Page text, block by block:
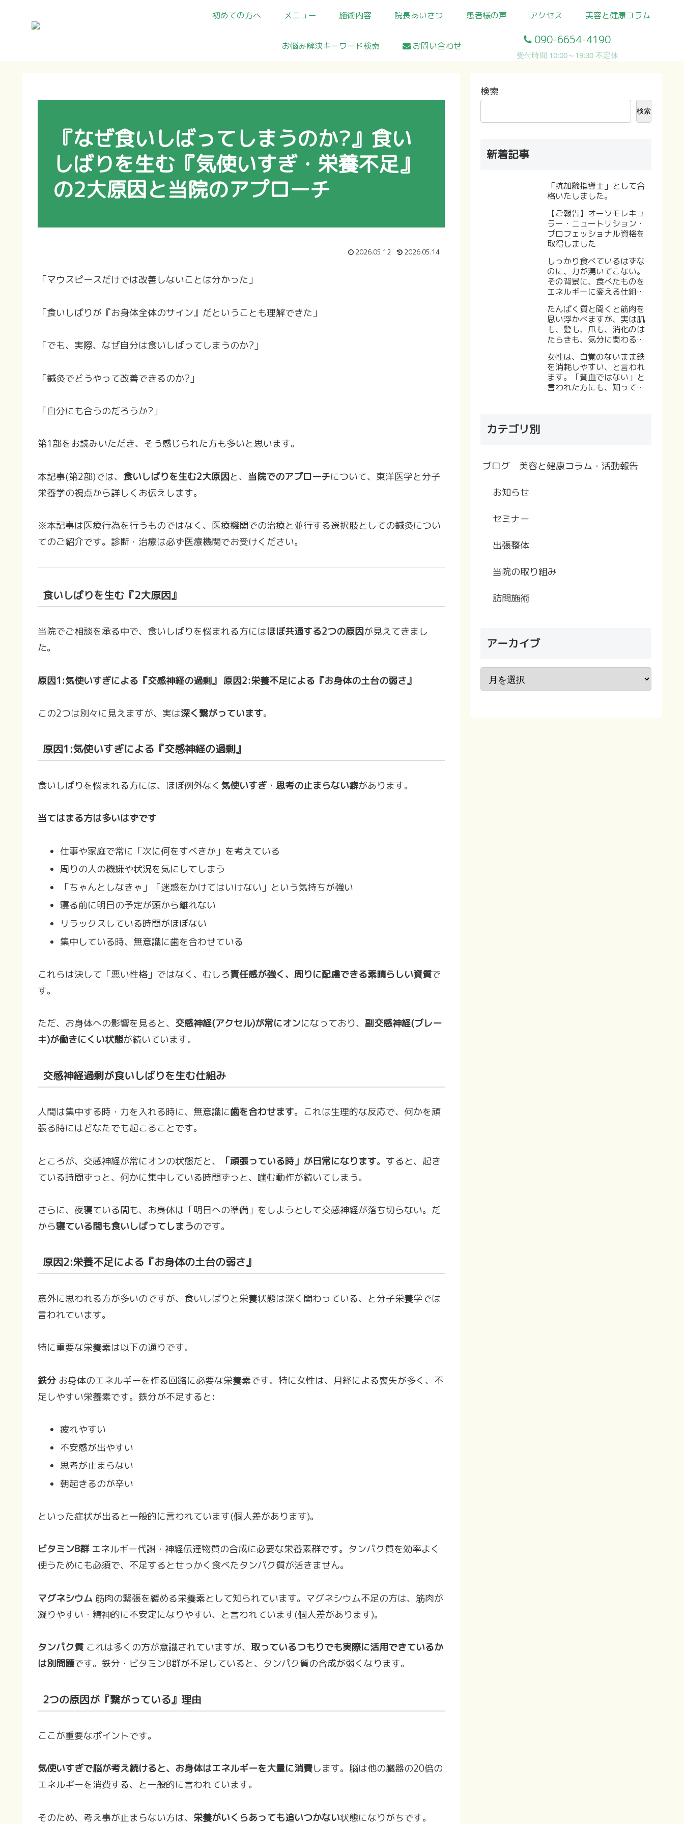
初めての方へ メニュー 施術内容 院長あいさつ 患者様の声 アクセス 美容と健康コラム
お悩み解決キーワード検索 お問い合わせ 090-6654-4190
受付時間 10:00～19:30 不定休
『なぜ食いしばってしまうのか?』食い
しばりを生む『気使いすぎ・栄養不足』
の2大原因と当院のアプローチ
2026.05.12 2026.05.14
「マウスピースだけでは改善しないことは分かった」
「食いしばりが『お身体全体のサイン』だということも理解できた」
「でも、実際、なぜ自分は食いしばってしまうのか?」
「鍼灸でどうやって改善できるのか?」
「自分にも合うのだろうか?」
第1部をお読みいただき、そう感じられた方も多いと思います。
本記事(第2部)では、 食いしばりを生む2大原因と、 当院でのアプローチについて、東洋医学と分子
栄養学の視点から詳しくお伝えします。
※本記事は医療行為を行うものではなく、医療機関での治療と並行する選択肢としての鍼灸につい
てのご紹介です。診断・治療は必ず医療機関でお受けください。
食いしばりを生む『2大原因』
当院でご相談を承る中で、食いしばりを悩まれる方にはほぼ共通する2つの原因が見えてきまし
た。
原因1:気使いすぎによる『交感神経の過剰』 原因2:栄養不足による『お身体の土台の弱さ』
この2つは別々に見えますが、実は深く繋がっています。
原因1:気使いすぎによる『交感神経の過剰』
食いしばりを悩まれる方には、ほぼ例外なく 気使いすぎ・思考の止まらない癖があります。
当てはまる方は多いはずです
仕事や家庭で常に「次に何をすべきか」を考えている
周りの人の機嫌や状況を気にしてしまう
「ちゃんとしなきゃ」「迷惑をかけてはいけない」という気持ちが強い
寝る前に明日の予定が頭から離れない
リラックスしている時間がほぼない
集中している時、無意識に歯を合わせている
これらは決して「悪い性格」ではなく、むしろ責任感が強く、周りに配慮できる素晴らしい資質で
す。
ただ、お身体への影響を見ると、 交感神経(アクセル)が常にオンになっており、 副交感神経(ブレー
キ)が働きにくい状態が続いています。
交感神経過剰が食いしばりを生む仕組み
人間は集中する時・力を入れる時に、無意識に歯を合わせます。これは生理的な反応で、何かを頑
張る時にはどなたでも起こることです。
ところが、交感神経が常にオンの状態だと、 「頑張っている時」が日常になります。すると、起き
ている時間ずっと、何かに集中している時間ずっと、噛む動作が続いてしまう。
さらに、夜寝ている間も、お身体は「明日への準備」をしようとして交感神経が落ち切らない。だ
から寝ている間も食いしばってしまうのです。
原因2:栄養不足による『お身体の土台の弱さ』
意外に思われる方が多いのですが、食いしばりと栄養状態は深く関わっている、と分子栄養学では
言われています。
特に重要な栄養素は以下の通りです。
鉄分 お身体のエネルギーを作る回路に必要な栄養素です。特に女性は、月経による喪失が多く、不
足しやすい栄養素です。鉄分が不足すると:
疲れやすい
不安感が出やすい
思考が止まらない
朝起きるのが辛い
といった症状が出ると一般的に言われています(個人差があります)。
ビタミンB群エネルギー代謝・神経伝達物質の合成に必要な栄養素群です。タンパク質を効率よく
使うためにも必須で、不足するとせっかく食べたタンパク質が活きません。
マグネシウム 筋肉の緊張を緩める栄養素として知られています。マグネシウム不足の方は、筋肉が
凝りやすい・精神的に不安定になりやすい、と言われています(個人差があります)。
タンパク質 これは多くの方が意識されていますが、 取っているつもりでも実際に活用できているか
は別問題です。鉄分・ビタミンB群が不足していると、タンパク質の合成が弱くなります。
2つの原因が『繋がっている』理由
ここが重要なポイントです。
気使いすぎで脳が考え続けると、お身体はエネルギーを大量に消費します。脳は他の臓器の20倍の
エネルギーを消費する、と一般的に言われています。
そのため、考え事が止まらない方は、 栄養がいくらあっても追いつかない状態になりがちです。
検索
検索
新着記事
「抗加齢指導士」として合
格いたしました。
【ご報告】オーソモレキュ
ラー・ニュートリション・
プロフェッショナル資格を
取得しました
しっかり食べているはずな
のに、力が湧いてこない。
その背景に、食べたものを
エネルギーに変える仕組み
えてみる。
たんぱく質と聞くと筋肉を
思い浮かべますが、実は肌
も、髪も、爪も、消化のは
たらきも、気分に関わる物
と言われます。
女性は、自覚のないまま鉄
を消耗しやすい、と言われ
ます。「貧血ではない」と
言われた方にも、知ってお
カテゴリ別
ブログ 美容と健康コラム・活動報告
お知らせ
セミナー
出張整体
当院の取り組み
訪問施術
アーカイブ